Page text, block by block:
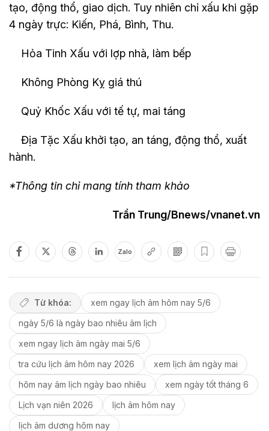
tạo, động thổ, giao dịch. Tuy nhiên chỉ xấu khi gặp
4 ngày trực: Kiến, Phá, Bình, Thu.
Hỏa Tinh Xấu với lợp nhà, làm bếp
Không Phòng Kỵ giá thú
Quỷ Khốc Xấu với tế tự, mai táng
Địa Tặc Xấu khởi tạo, an táng, động thổ, xuất
hành.
*Thông tin chỉ mang tính tham khảo
Trần Trung/Bnews/vnanet.vn
Zalo
Từ khóa:
xem ngay lịch âm hôm nay 5/6
ngày 5/6 là ngày bao nhiêu âm lịch
xem ngay lịch âm ngày mai 5/6
tra cứu lịch âm hôm nay 2026
xem lịch âm ngày mai
hôm nay âm lịch ngày bao nhiêu
xem ngày tốt tháng 6
Lịch vạn niên 2026
lịch âm hôm nay
lịch âm dương hôm nay